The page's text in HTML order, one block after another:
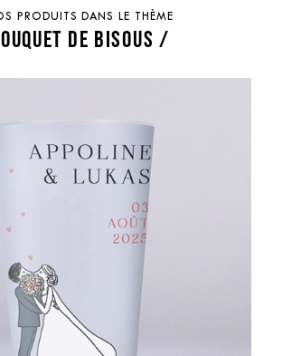
PRODUITS DANS LE THÈME
DE BISOUS /